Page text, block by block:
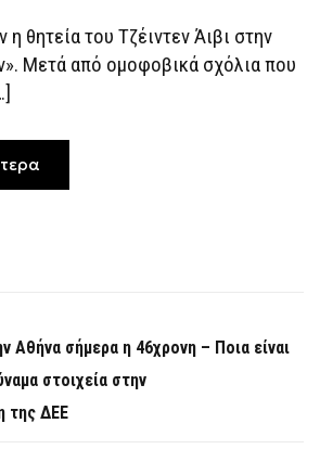
ΤΟΥΣ
ΜΕΤΆ
ΑΠΌ
θητεία του Τζέιντεν Άιβι στην
Μετά από ομοφοβικά σχόλια που
Αθήνα σήμερα η 46χρονη – Ποια είναι
στοιχεία στην
της ΔΕΕ